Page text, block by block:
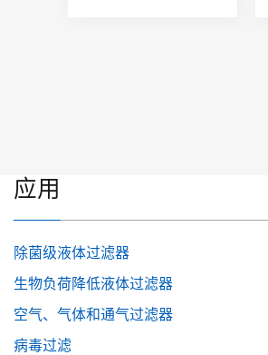
应用
除菌级液体过滤器
生物负荷降低液体过滤器
空气、气体和通气过滤器
病毒过滤